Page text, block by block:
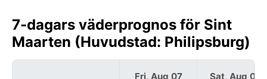
7-dagars väderprognos för Sint
Maarten (Huvudstad: Philipsburg)
Fri, Aug 07 Sat, Aug 08